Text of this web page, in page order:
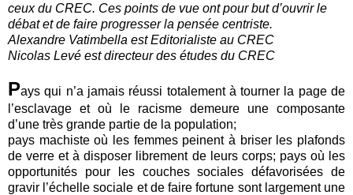
ceux du CREC. Ces points de vue ont pour but d’ouvrir le
débat et de faire progresser la pensée centriste.
Alexandre Vatimbella est Editorialiste au CREC
Nicolas Levé est directeur des études du CREC
Pays qui n’a jamais réussi totalement à tourner la page de
l’esclavage et où le racisme demeure une composante
d’une très grande partie de la population;
pays machiste où les femmes peinent à briser les plafonds
de verre et à disposer librement de leurs corps; pays où les
opportunités pour les couches sociales défavorisées de
gravir l’échelle sociale et de faire fortune sont largement une